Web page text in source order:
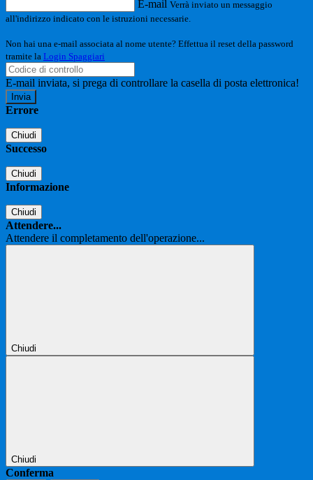
E-mail Verrà inviato un messaggio
all'indirizzo indicato con le istruzioni necessarie.
Non hai una e-mail associata al nome utente? Effettua il reset della password
tramite la Login Spaggiari
E-mail inviata, si prega di controllare la casella di posta elettronica!
Errore
Chiudi
Successo
Chiudi
Informazione
Chiudi
Attendere...
Attendere il completamento dell'operazione...
Chiudi
Chiudi
Conferma